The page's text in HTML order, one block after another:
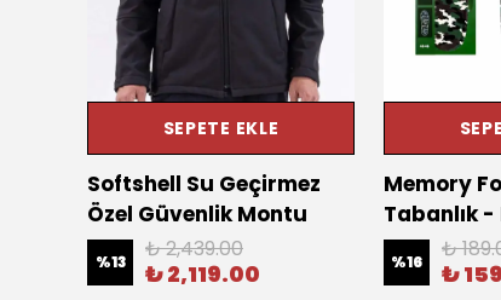
SEPETE EKLE
Softshell Su Geçirmez
Özel Güvenlik Montu
%13 ₺ 2,439.00
₺ 2,119.00
Memory
Tabanlık -
%16 ₺
₺